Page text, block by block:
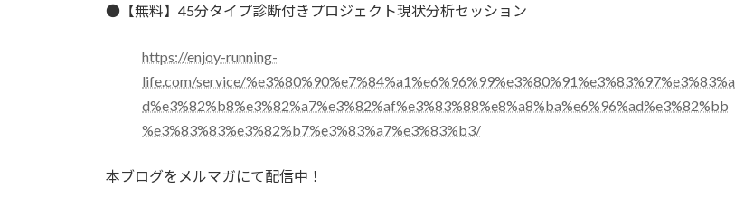
●【無料】45分タイプ診断付きプロジェクト現状分析セッション
https://enjoy-running-
life.com/service/%e3%80%90%e7%84%a1%e6%96%99%e3%80%91%e3%83%97%e3%83%a
d%e3%82%b8%e3%82%a7%e3%82%af%e3%83%88%e8%a8%ba%e6%96%ad%e3%82%bb
%e3%83%83%e3%82%b7%e3%83%a7%e3%83%b3/
本ブログをメルマガにて配信中！